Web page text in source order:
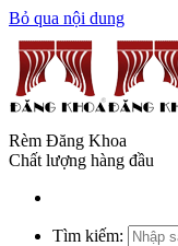
Bỏ qua nội dung
Rèm Đăng Khoa
Chất lượng hàng đầu
Tìm kiếm: